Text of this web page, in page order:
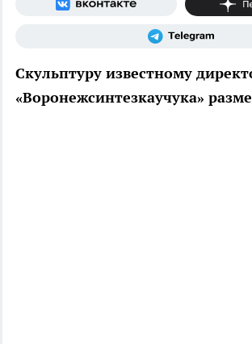
Скульптуру известному
«Воронежсинтезкаучука»